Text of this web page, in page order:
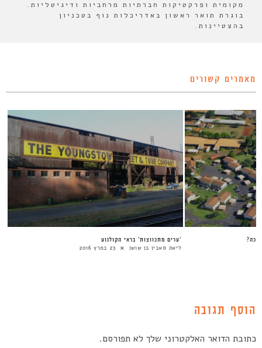
מקומית ופרקטיקות חברתיות מרחביות ודיגיטליות.
בוגרת תואר ראשון באדריכלות נוף בטכניון
בהצטיינות.
מאמרים קשורים
‘ערים מתכווצות’ בראי הקולנוע
ליאת סאבין בן שושן 23 במרץ 2016
הוסף תגובה
כתובת הדואר האלקטרוני שלך לא תפורסם.